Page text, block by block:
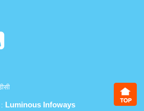
Luminous Infoways